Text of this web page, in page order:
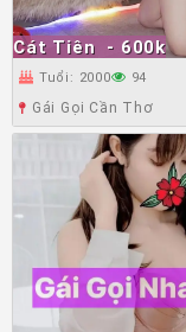
Cát Tiên - 600k
Tuổi: 2000 94
Gái Gọi Cần Thơ